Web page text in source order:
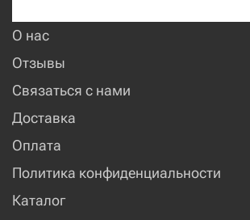
О нас
Отзывы
Связаться с нами
Доставка
Оплата
Политика конфиденциальности
Каталог